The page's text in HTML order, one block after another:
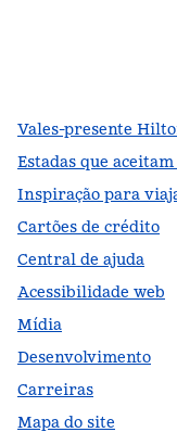
Vales-presente
Estadas que
Inspiração para
Cartões de crédito
Central de ajuda
Acessibilidade web
Mídia
Desenvolvimento
Carreiras
Mapa do site